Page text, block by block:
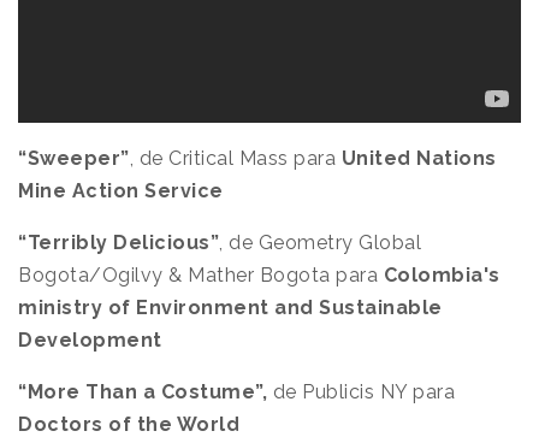
“Sweeper”, de Critical Mass para United Nations
Mine Action Service
“Terribly Delicious”, de Geometry Global
Bogota/Ogilvy & Mather Bogota para Colombia's
ministry of Environment and Sustainable
Development
“More Than a Costume”, de Publicis NY para
Doctors of the World